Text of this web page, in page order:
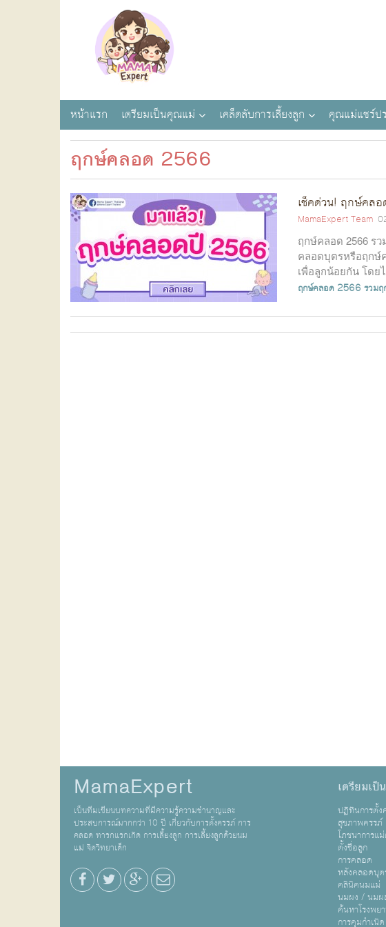
หน้าแรก เตรียมเป็นคุณแม่ เคล็ดลับการเลี้ยงลูก คุณแม่แชร์ป
ฤกษ์คลอด 2566
เช็คด่วน! ฤกษ์คล
MamaExpert Team
ฤกษ์คลอด 2566 ร
คลอดบุตรหรือฤกษ์
เพื่อลูกน้อยกัน โด
ฤกษ์คลอด 2566 รวม
MamaExpert
เป็นทีมเขียนบทความที่มีความรู้ความชำนาญและ
ประสบการณ์มากกว่า 10 ปี เกี่ยวกับการตั้งครรภ์ การ
คลอด ทารกแรกเกิด การเลี้ยงลูก การเลี้ยงลูกด้วยนม
แม่ จิตวิทยาเด็ก
เตรียมเ
ปฏิทินการตั้
สุขภาพครรภ์
โภชนาการแ
ตั้งชื่อลูก
การคลอด
หลังคลอดบุ
คลินิคนมแม่
นมผง / นมผ
ค้นหาโรงพย
การคุมกำเนิด